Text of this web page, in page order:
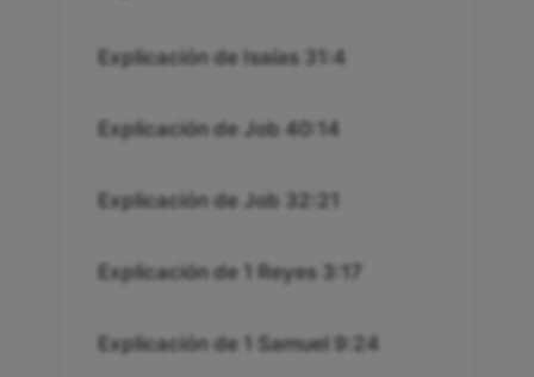
Explicación de Isaías 31:4
Explicación de Job 40:14
Explicación de Job 32:21
Explicación de 1 Reyes 3:17
Explicación de 1 Samuel 9:24